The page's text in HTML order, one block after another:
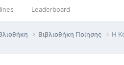
Leaderboard
Βιβλιοθήκη Ποίησης Η